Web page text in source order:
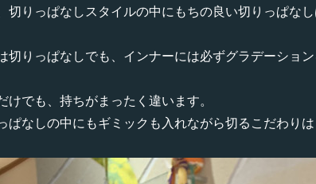
切りっぱなしスタイルの中にもちの良い切りっぱな
切りっぱなしでも、インナーには必ずグラデーション
けでも、持ちがまったく違います。
ぱなしの中にもギミックも入れながら切るこだわり